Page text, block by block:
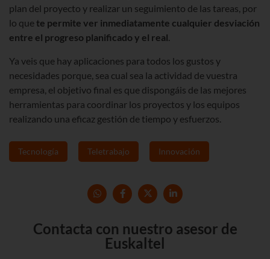
plan del proyecto y realizar un seguimiento de las tareas, por
lo que te permite ver inmediatamente cualquier desviación
entre el progreso planificado y el real.
Ya veis que hay aplicaciones para todos los gustos y
necesidades porque, sea cual sea la actividad de vuestra
empresa, el objetivo final es que dispongáis de las mejores
herramientas para coordinar los proyectos y los equipos
realizando una eficaz gestión de tiempo y esfuerzos.
Tecnología Teletrabajo Innovación
Contacta con nuestro asesor de
Euskaltel